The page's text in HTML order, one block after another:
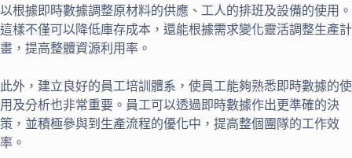
以根據即時數據調整原材料的供應、工人的排班及設備的使用。
這樣不僅可以降低庫存成本，還能根據需求變化靈活調整生產計
畫，提高整體資源利用率。
此外，建立良好的員工培訓體系，使員工能夠熟悉即時數據的使
用及分析也非常重要。員工可以透過即時數據作出更準確的決
策，並積極參與到生產流程的優化中，提高整個團隊的工作效
率。